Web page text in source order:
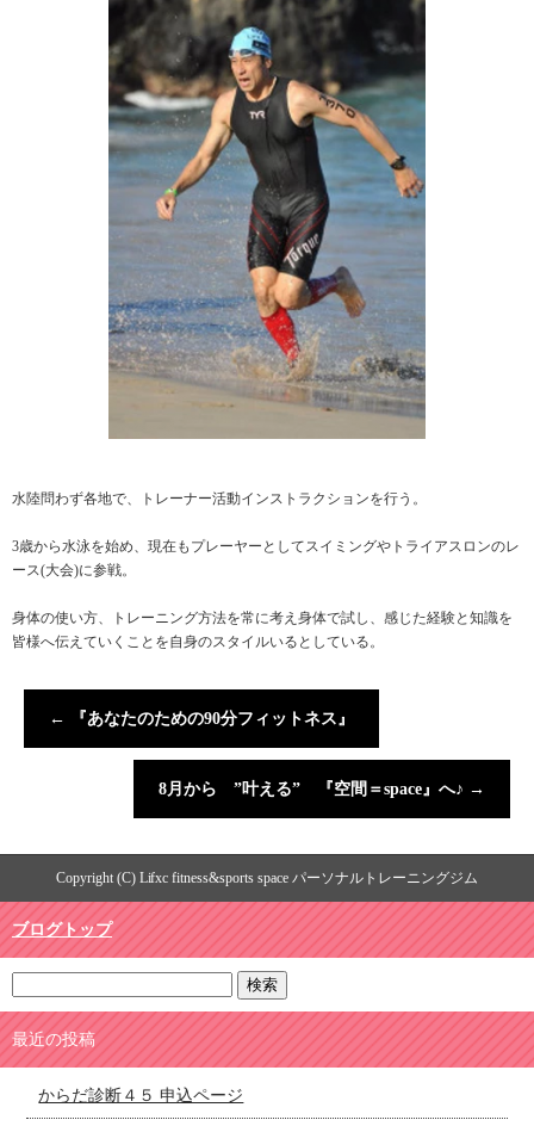
水陸問わず各地で、トレーナー活動インストラクションを行う。
3歳から水泳を始め、現在もプレーヤーとしてスイミングやトライアスロンのレ
ース(大会)に参戦。
身体の使い方、トレーニング方法を常に考え身体で試し、感じた経験と知識を
皆様へ伝えていくことを自身のスタイルいるとしている。
← 『あなたのための90分フィットネス』
8月から ”叶える” 『空間＝space』へ♪ →
Copyright (C) Lifxc fitness&sports space パーソナルトレーニングジム
ブログトップ
最近の投稿
からだ診断４５ 申込ページ